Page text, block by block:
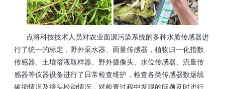
点将科技技术人员对农业面源污染系统的多种水质传感器进
行了统一的标定，野外采水器、雨量传感器，植物归一化指数
传感器、土壤溶液取样器、野外摄像头、水位传感器、流量传
感器等仪器设备进行了日常检查维护，检查各类传感器数据线
破损情况及接头松动情况，对检查过程中发现的问题及时进行